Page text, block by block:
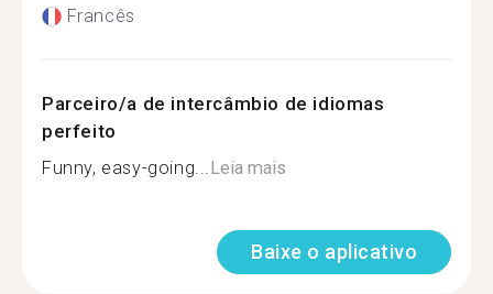
Francês
Parceiro/a de intercâmbio de idiomas
perfeito
Funny, easy-going...Leia mais
Baixe o aplicativo